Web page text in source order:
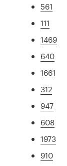
561
111
1469
640
1661
312
947
608
1973
910